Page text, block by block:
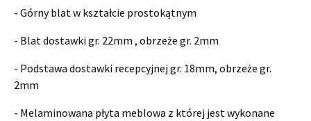
- Górny blat w kształcie prostokątnym
- Blat dostawki gr. 22mm , obrzeże gr. 2mm
- Podstawa dostawki recepcyjnej gr. 18mm, obrzeże gr.
2mm
- Melaminowana płyta meblowa z której jest wykonane